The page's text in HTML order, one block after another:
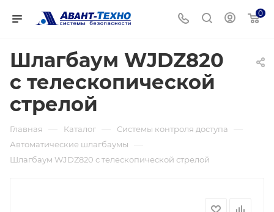
0
Шлагбаум WJDZ820
с телескопической
стрелой
Главная — Каталог — Системы контроля доступа —
Автоматические шлагбаумы —
Шлагбаум WJDZ820 с телескопической стрелой